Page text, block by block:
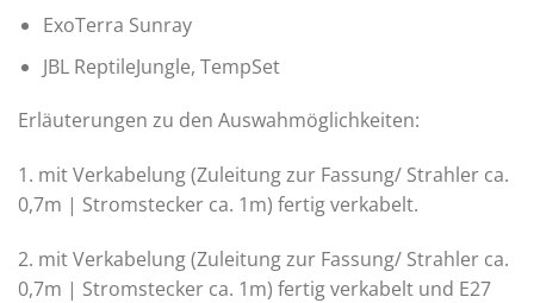
ExoTerra Sunray
JBL ReptileJungle, TempSet
Erläuterungen zu den Auswahmöglichkeiten:
1. mit Verkabelung (Zuleitung zur Fassung/ Strahler ca.
0,7m | Stromstecker ca. 1m) fertig verkabelt.
2. mit Verkabelung (Zuleitung zur Fassung/ Strahler ca.
0,7m | Stromstecker ca. 1m) fertig verkabelt und E27